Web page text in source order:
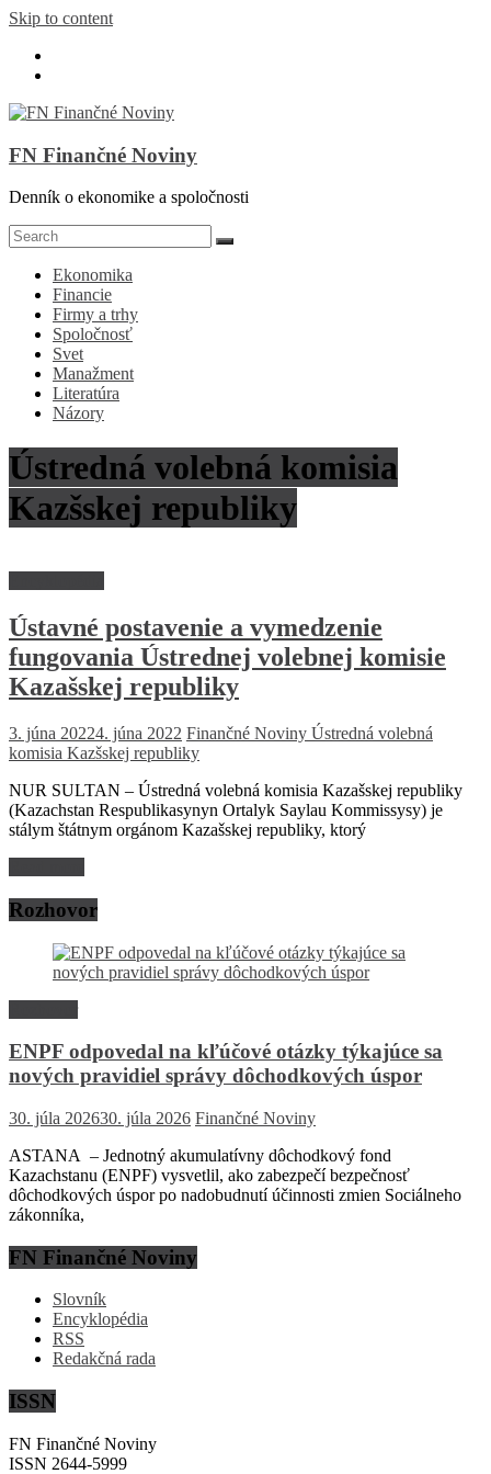
Skip to content
FN Finančné Noviny
Denník o ekonomike a spoločnosti
Ekonomika
Financie
Firmy a trhy
Spoločnosť
Svet
Manažment
Literatúra
Názory
Ústredná volebná komisia
Kazšskej republiky
Ústavné postavenie a vymedzenie
fungovania Ústrednej volebnej komisie
Kazašskej republiky
3. júna 20224. júna 2022 Finančné Noviny Ústredná volebná
komisia Kazšskej republiky
NUR SULTAN – Ústredná volebná komisia Kazašskej republiky
(Kazachstan Respublikasynyn Ortalyk Saylau Kommissysy) je
stálym štátnym orgánom Kazašskej republiky, ktorý
Rozhovor
ENPF odpovedal na kľúčové otázky týkajúce sa
nových pravidiel správy dôchodkových úspor
30. júla 202630. júla 2026 Finančné Noviny
ASTANA – Jednotný akumulatívny dôchodkový fond
Kazachstanu (ENPF) vysvetlil, ako zabezpečí bezpečnosť
dôchodkových úspor po nadobudnutí účinnosti zmien Sociálneho
zákonníka,
FN Finančné Noviny
Slovník
Encyklopédia
RSS
Redakčná rada
ISSN
FN Finančné Noviny
ISSN 2644-5999